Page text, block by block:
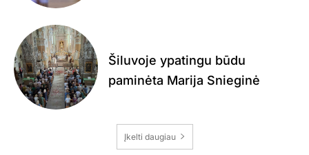
Šiluvoje ypatingu būdu
paminėta Marija Snieginė
Įkelti daugiau